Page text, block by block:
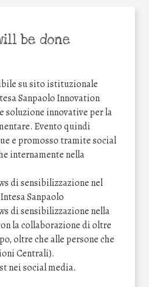
be done
su sito istituzionale
Sanpaolo Innovation
soluzione innovative per la
Evento quindi
e promosso tramite social
internamente nella
di sensibilizzazione nel
Sanpaolo
di sensibilizzazione nella
la collaborazione di oltre
oltre che alle persone che
Centrali).
nei social media.